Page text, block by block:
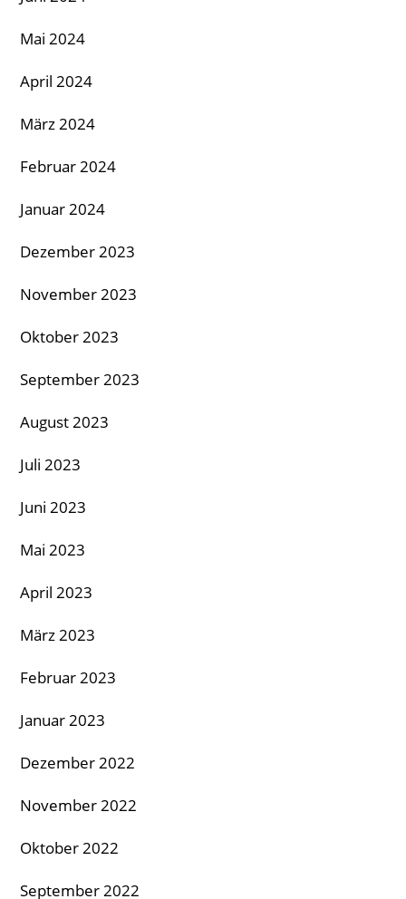
Mai 2024
April 2024
März 2024
Februar 2024
Januar 2024
Dezember 2023
November 2023
Oktober 2023
September 2023
August 2023
Juli 2023
Juni 2023
Mai 2023
April 2023
März 2023
Februar 2023
Januar 2023
Dezember 2022
November 2022
Oktober 2022
September 2022